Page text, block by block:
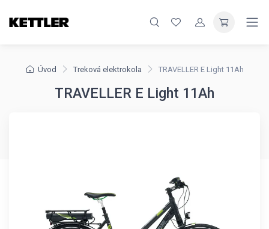
Úvod Treková elektrokola TRAVELLER E Light 11Ah
TRAVELLER E Light 11Ah